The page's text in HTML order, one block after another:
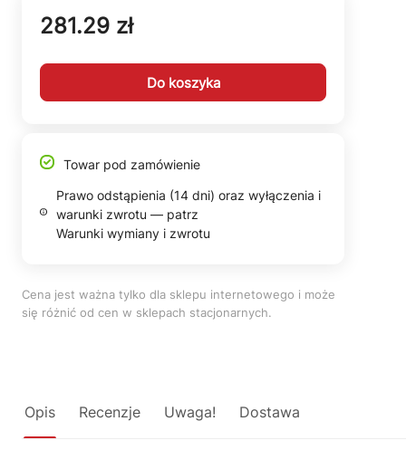
281.29 zł
Do koszyka
Towar pod zamówienie
Prawo odstąpienia (14 dni) oraz wyłączenia i
warunki zwrotu — patrz
Warunki wymiany i zwrotu
Cena jest ważna tylko dla sklepu internetowego i może
się różnić od cen w sklepach stacjonarnych.
Opis Recenzje Uwaga! Dostawa